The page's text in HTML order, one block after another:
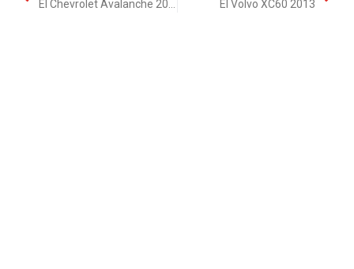
El Chevrolet Avalanche 2013
El Volvo XC60 2013